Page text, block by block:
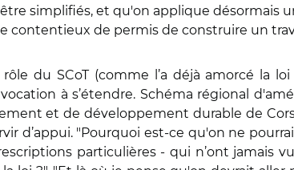
simplifiés, et qu'on applique désormais
contentieux de permis de construire un
du SCoT (comme l’a déjà amorcé la
à s’étendre. Schéma régional
et de développement durable de
d’appui. "Pourquoi est-ce qu'on ne
particulières - qui n’ont jamais